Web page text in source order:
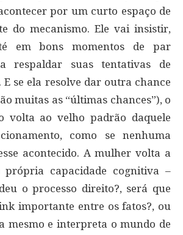
por um curto espaço de
do mecanismo. Ele vai insistir,
em bons momentos de par
respaldar suas tentativas de
se ela resolve dar outra chance
muitas as “últimas chances”), o
volta ao velho padrão daquele
como se nenhuma
acontecido. A mulher volta a
própria capacidade cognitiva –
o processo direito?, será que
importante entre os fatos?, ou
mesmo e interpreta o mundo de